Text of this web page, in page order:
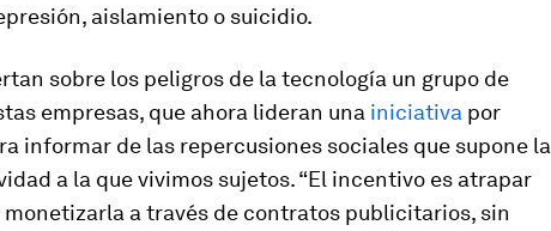
aislamiento o suicidio.
sobre los peligros de la tecnología un grupo de
empresas, que ahora lideran una iniciativa por
informar de las repercusiones sociales que supone la
a la que vivimos sujetos. “El incentivo es atrapar
a través de contratos publicitarios, sin